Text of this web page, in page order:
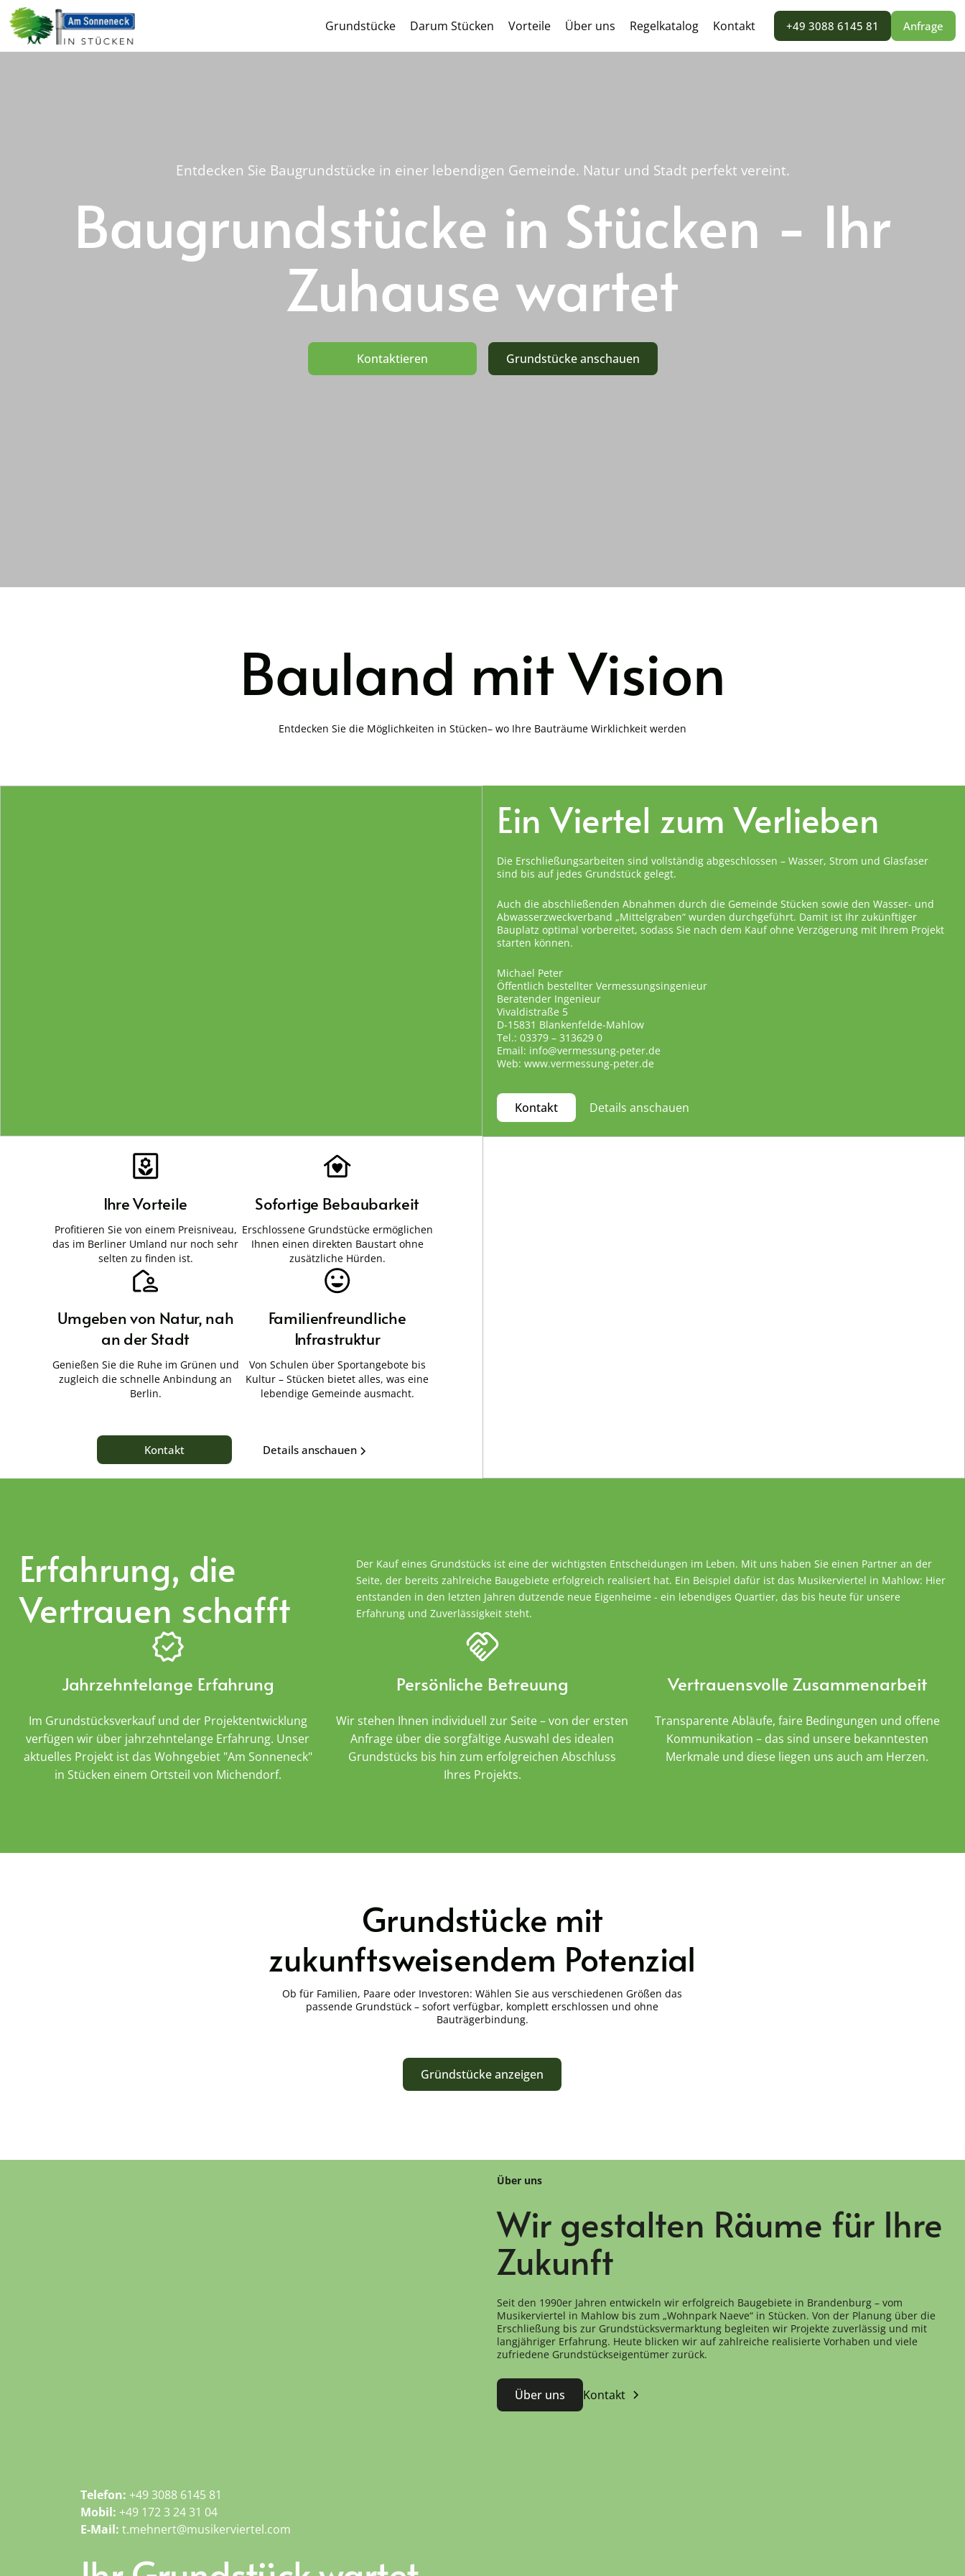
Grundstücke Darum Stücken Vorteile Über uns Regelkatalog Kontakt +49 3088 6145 81 Anfrage
Entdecken Sie Baugrundstücke in einer lebendigen Gemeinde. Natur und Stadt perfekt vereint.
Baugrundstücke in Stücken - Ihr
Zuhause wartet
Kontaktieren Grundstücke anschauen
Bauland mit Vision
Entdecken Sie die Möglichkeiten in Stücken– wo Ihre Bauträume Wirklichkeit werden
Ein Viertel zum Verlieben
Die Erschließungsarbeiten sind vollständig abgeschlossen – Wasser, Strom und Glasfaser
sind bis auf jedes Grundstück gelegt.
Auch die abschließenden Abnahmen durch die Gemeinde Stücken sowie den Wasser- und
Abwasserzweckverband „Mittelgraben“ wurden durchgeführt. Damit ist Ihr zukünftiger
Bauplatz optimal vorbereitet, sodass Sie nach dem Kauf ohne Verzögerung mit Ihrem Projekt
starten können.
Michael Peter
Öffentlich bestellter Vermessungsingenieur
Beratender Ingenieur
Vivaldistraße 5
D-15831 Blankenfelde-Mahlow
Tel.: 03379 – 313629 0
Email: info@vermessung-peter.de
Web: www.vermessung-peter.de
Kontakt Details anschauen
Ihre Vorteile
Profitieren Sie von einem Preisniveau,
das im Berliner Umland nur noch sehr
selten zu finden ist.
Sofortige Bebaubarkeit
Erschlossene Grundstücke ermöglichen
Ihnen einen direkten Baustart ohne
zusätzliche Hürden.
Umgeben von Natur, nah
an der Stadt
Genießen Sie die Ruhe im Grünen und
zugleich die schnelle Anbindung an
Berlin.
Familienfreundliche
Infrastruktur
Von Schulen über Sportangebote bis
Kultur – Stücken bietet alles, was eine
lebendige Gemeinde ausmacht.
Kontakt Details anschauen
Erfahrung, die
Vertrauen schafft
Der Kauf eines Grundstücks ist eine der wichtigsten Entscheidungen im Leben. Mit uns haben Sie einen Partner an der
Seite, der bereits zahlreiche Baugebiete erfolgreich realisiert hat. Ein Beispiel dafür ist das Musikerviertel in Mahlow: Hier
entstanden in den letzten Jahren dutzende neue Eigenheime - ein lebendiges Quartier, das bis heute für unsere
Erfahrung und Zuverlässigkeit steht.
Jahrzehntelange Erfahrung
Im Grundstücksverkauf und der Projektentwicklung
verfügen wir über jahrzehntelange Erfahrung. Unser
aktuelles Projekt ist das Wohngebiet "Am Sonneneck"
in Stücken einem Ortsteil von Michendorf.
Persönliche Betreuung
Wir stehen Ihnen individuell zur Seite – von der ersten
Anfrage über die sorgfältige Auswahl des idealen
Grundstücks bis hin zum erfolgreichen Abschluss
Ihres Projekts.
Vertrauensvolle Zusammenarbeit
Transparente Abläufe, faire Bedingungen und offene
Kommunikation – das sind unsere bekanntesten
Merkmale und diese liegen uns auch am Herzen.
Grundstücke mit
zukunftsweisendem Potenzial
Ob für Familien, Paare oder Investoren: Wählen Sie aus verschiedenen Größen das
passende Grundstück – sofort verfügbar, komplett erschlossen und ohne
Bauträgerbindung.
Gründstücke anzeigen
Über uns
Wir gestalten Räume für Ihre
Zukunft
Seit den 1990er Jahren entwickeln wir erfolgreich Baugebiete in Brandenburg – vom
Musikerviertel in Mahlow bis zum „Wohnpark Naeve“ in Stücken. Von der Planung über die
Erschließung bis zur Grundstücksvermarktung begleiten wir Projekte zuverlässig und mit
langjähriger Erfahrung. Heute blicken wir auf zahlreiche realisierte Vorhaben und viele
zufriedene Grundstückseigentümer zurück.
Über uns Kontakt
Telefon: +49 3088 6145 81
Mobil: +49 172 3 24 31 04
E-Mail: t.mehnert@musikerviertel.com